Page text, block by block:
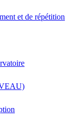
et de répétition